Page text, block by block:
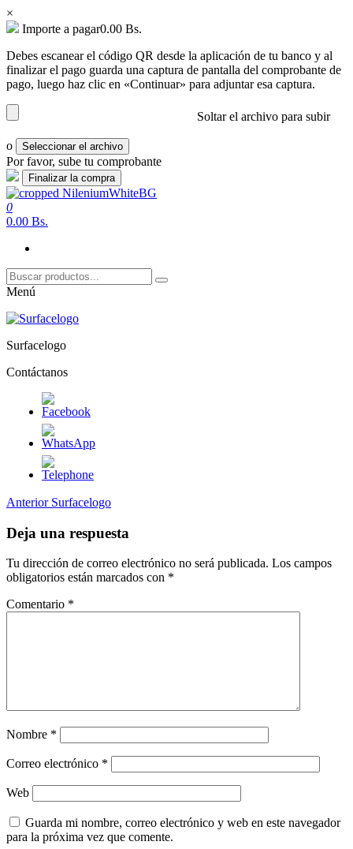
×
Importe a pagar0.00 Bs.
Debes escanear el código QR desde la aplicación de tu banco y al
finalizar el pago guarda una captura de pantalla del comprobante de
pago, luego haz clic en «Continuar» para adjuntar esa captura.
Soltar el archivo para subir
o Seleccionar el archivo
Por favor, sube tu comprobante
Saltar
al
contenido
nilenium.net
Soluciones
0
0.00 Bs.
Menú
Surfacelogo
Contáctanos
Navegación
de
entradas
Entrada
Anterior Surfacelogo
Deja una respuesta
Tu dirección de correo electrónico no será publicada. Los campos
obligatorios están marcados con *
Comentario *
Nombre *
Correo electrónico *
Web
Guarda mi nombre, correo electrónico y web en este navegador
para la próxima vez que comente.